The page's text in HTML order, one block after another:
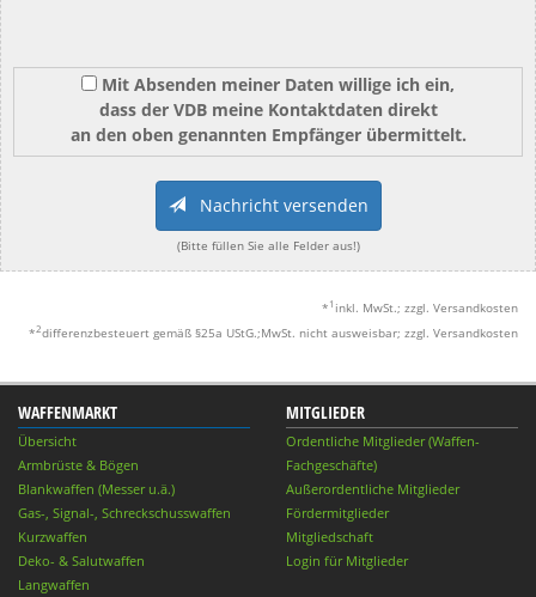
Mit Absenden meiner Daten willige ich ein,
dass der VDB meine Kontaktdaten direkt
an den oben genannten Empfänger übermittelt.
Nachricht versenden
(Bitte füllen Sie alle Felder aus!)
* 1 inkl. MwSt.; zzgl. Versandkosten
*2differenzbesteuert gemäß §25a UStG.;MwSt. nicht ausweisbar; zzgl. Versandkosten
WAFFENMARKT
Übersicht
Armbrüste & Bögen
Blankwaffen (Messer u.ä.)
Gas-, Signal-, Schreckschusswaffen
Kurzwaffen
Deko- & Salutwaffen
Langwaffen
MITGLIEDER
Ordentliche Mitglieder (Waffen-
Fachgeschäfte)
Außerordentliche Mitglieder
Fördermitglieder
Mitgliedschaft
Login für Mitglieder